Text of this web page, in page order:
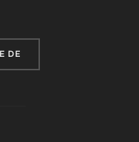
DE« FESTIVAL MIMAGES